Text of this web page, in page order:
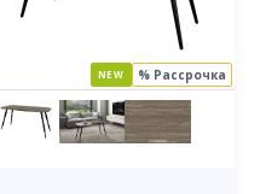
NEW % Рассрочка